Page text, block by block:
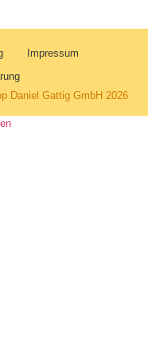
Impressum
Daniel Gattig GmbH 2026